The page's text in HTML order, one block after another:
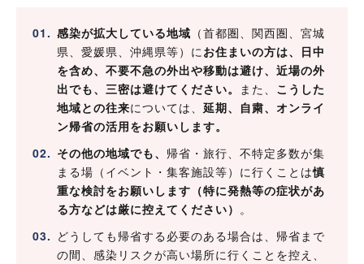
感染が拡大している地域 （首都圏、関西圏、宮城
県、愛媛県、沖縄県等）にお住まいの方は、日中
を含め、不要不急の外出や移動は避け、近場の外
出でも、三密は避けてください。 また、 こうした
地域との往来については、延期、自粛、オンライ
ン帰省の活用をお願いします。
その他の地域でも、 帰省・旅行、不特定多数が集
まる場（イベント・集客施設等）に行くことは慎
重な検討をお願いします（特に発熱等の症状があ
る方などは厳に控えてください） 。
どうしても帰省する必要のある場合は、帰省まで
の間、感染リスクが高い場所に行くことを控え、